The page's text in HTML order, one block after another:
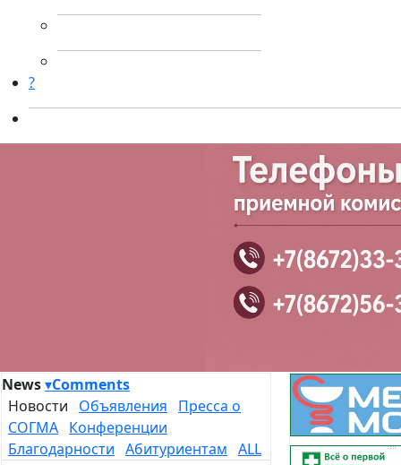
?
News▾Comments
Новости Объявления
Пресса о
СОГМА Конференции
Благодарности Абитуриентам ALL